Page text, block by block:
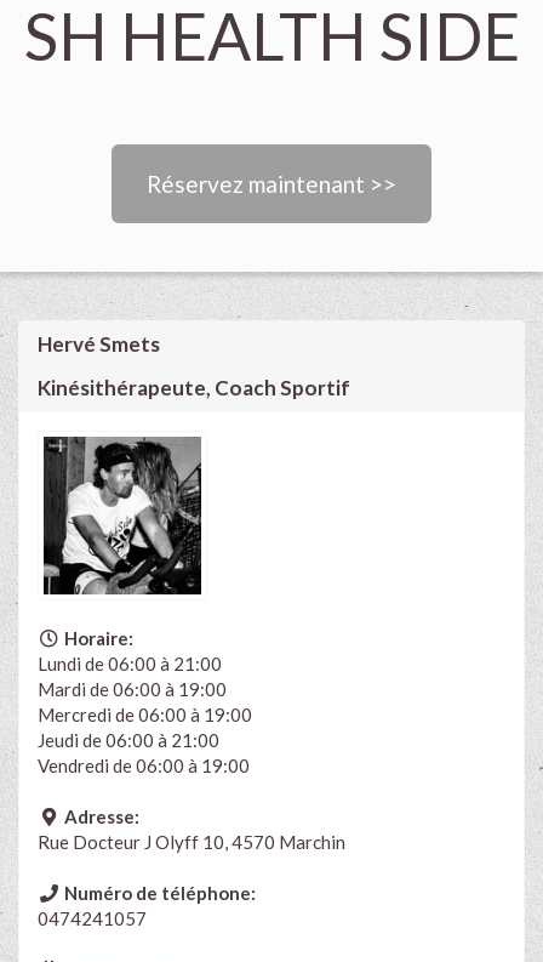
SH HEALTH SIDE
Réservez maintenant >>
Hervé Smets
Kinésithérapeute, Coach Sportif
Horaire:
Lundi de 06:00 à 21:00
Mardi de 06:00 à 19:00
Mercredi de 06:00 à 19:00
Jeudi de 06:00 à 21:00
Vendredi de 06:00 à 19:00
Adresse:
Rue Docteur J Olyff 10, 4570 Marchin
Numéro de téléphone:
0474241057